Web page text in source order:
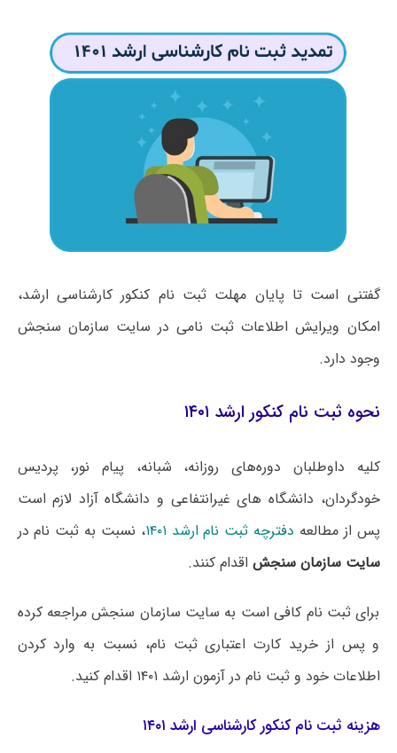
گفتنی است تا پایان مهلت ثبت نام کنکور کارشناسی ارشد،
امکان ویرایش اطلاعات ثبت نامی در سایت سازمان سنجش
وجود دارد.
نحوه ثبت نام کنکور ارشد ۱۴۰۱
کلیه داوطلبان دوره‌های روزانه، شبانه، پیام نور، پردیس
خودگردان، دانشگاه های غیرانتفاعی و دانشگاه آزاد لازم است
پس از مطالعه دفترچه ثبت نام ارشد ۱۴۰۱
، نسبت به ثبت نام در
سایت سازمان سنجش اقدام کنند.
برای ثبت نام کافی است به سایت سازمان سنجش مراجعه کرده
و پس از خرید کارت اعتباری ثبت نام، نسبت به وارد کردن
اطلاعات خود و ثبت نام در آزمون ارشد ۱۴۰۱ اقدام کنید.
هزینه ثبت نام کنکور کارشناسی ارشد ۱۴۰۱